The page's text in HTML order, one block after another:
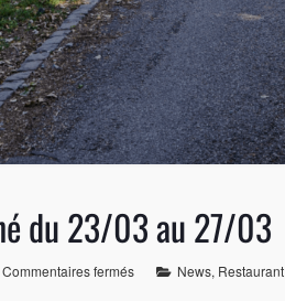
du 23/03 au 27/03
Commentaires fermés News, Restaurant